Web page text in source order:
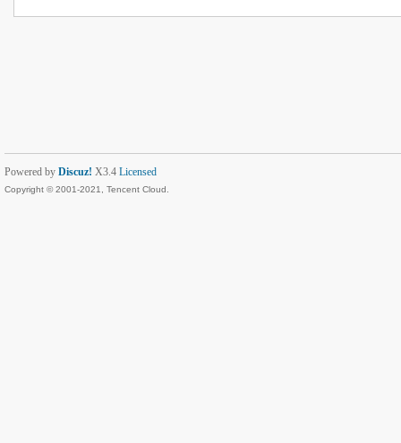
Powered by Discuz! X3.4 Licensed
Copyright © 2001-2021, Tencent Cloud.